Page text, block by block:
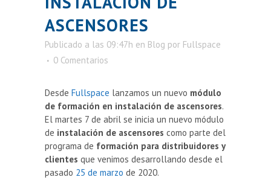
ASCENSORES
Publicado a las 09:47h en Blog por Fullspace
0 Comentarios
Desde Fullspace lanzamos un nuevo módulo
de formación en instalación de ascensores.
El martes 7 de abril se inicia un nuevo módulo
de instalación de ascensores como parte del
programa de formación para distribuidores y
clientes que venimos desarrollando desde el
pasado 25 de marzo de 2020.